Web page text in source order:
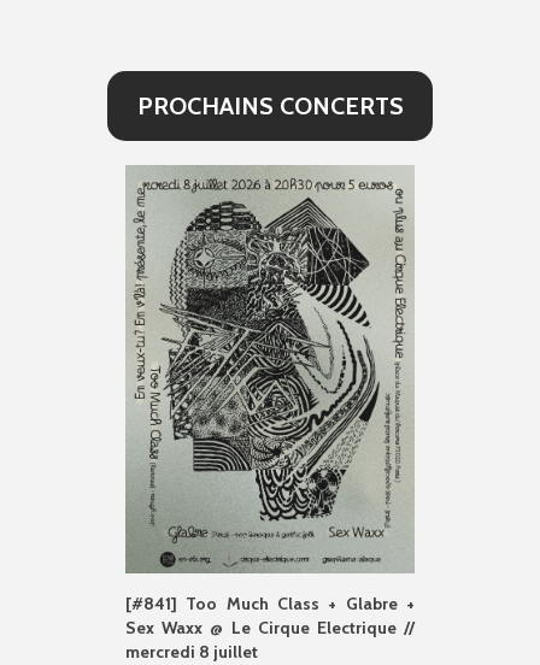
PROCHAINS CONCERTS
[#841] Too Much Class + Glabre +
Sex Waxx @ Le Cirque Electrique //
mercredi 8 juillet